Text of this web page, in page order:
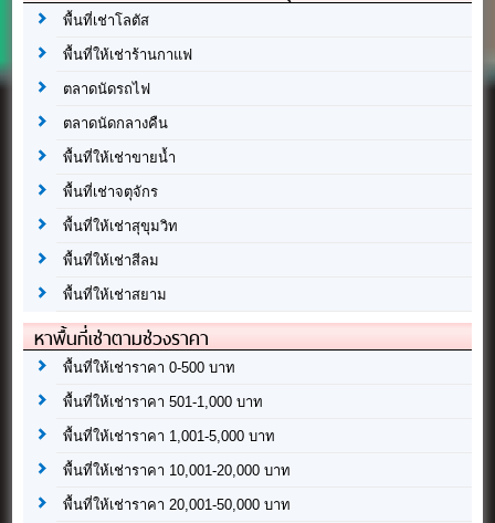
พื้นที่เช่าโลตัส
พื้นที่ให้เช่าร้านกาแฟ
ตลาดนัดรถไฟ
ตลาดนัดกลางคืน
พื้นที่ให้เช่าขายน้ำ
พื้นที่เช่าจตุจักร
พื้นที่ให้เช่าสุขุมวิท
พื้นที่ให้เช่าสีลม
พื้นที่ให้เช่าสยาม
หาพื้นที่เช่าตามช่วงราคา
พื้นที่ให้เช่าราคา 0-500 บาท
พื้นที่ให้เช่าราคา 501-1,000 บาท
พื้นที่ให้เช่าราคา 1,001-5,000 บาท
พื้นที่ให้เช่าราคา 10,001-20,000 บาท
พื้นที่ให้เช่าราคา 20,001-50,000 บาท